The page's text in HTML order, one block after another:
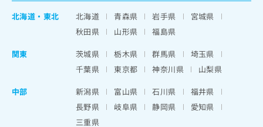
北海道 ・ 東北 北海道 青森県 岩手県
宮城県
秋田県
山形県
福島県
関東
茨城県 栃木県 群馬県
埼玉県
千葉県
東京都 神奈川県
山梨県
中部
新潟県 富山県 石川県
福井県
長野県
岐阜県 静岡県
愛知県
三重県